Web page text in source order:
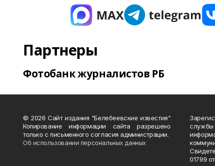
Партнеры
Фотобанк журналистов РБ
© 2026 Сайт издания "Белебеевские известия"
Копирование информации сайта разрешено
только с письменного согласия администрации.
Об использовании персональных данных
01799